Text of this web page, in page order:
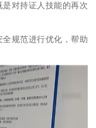
对持证人技能的再次
规范进行优化，帮助